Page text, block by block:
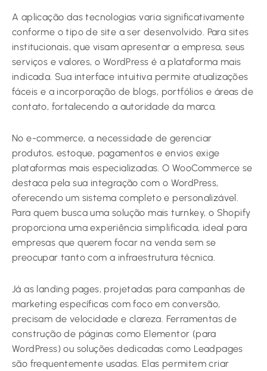
A aplicação das tecnologias varia significativamente
conforme o tipo de site a ser desenvolvido. Para sites
institucionais, que visam apresentar a empresa, seus
serviços e valores, o WordPress é a plataforma mais
indicada. Sua interface intuitiva permite atualizações
fáceis e a incorporação de blogs, portfólios e áreas de
contato, fortalecendo a autoridade da marca.
No e-commerce, a necessidade de gerenciar
produtos, estoque, pagamentos e envios exige
plataformas mais especializadas. O WooCommerce se
destaca pela sua integração com o WordPress,
oferecendo um sistema completo e personalizável.
Para quem busca uma solução mais turnkey, o Shopify
proporciona uma experiência simplificada, ideal para
empresas que querem focar na venda sem se
preocupar tanto com a infraestrutura técnica.
Já as landing pages, projetadas para campanhas de
marketing específicas com foco em conversão,
precisam de velocidade e clareza. Ferramentas de
construção de páginas como Elementor (para
WordPress) ou soluções dedicadas como Leadpages
são frequentemente usadas. Elas permitem criar